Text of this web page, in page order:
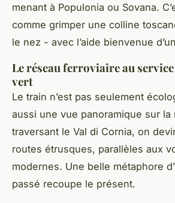
menant à Populonia ou Sovana.
comme grimper une colline
le nez - avec l’aide bienvenue
Le réseau ferroviaire au
vert
Le train n’est pas seulement
aussi une vue panoramique sur la
traversant le Val di Cornia, on
routes étrusques, parallèles aux
modernes. Une belle métaphore
passé recoupe le présent.